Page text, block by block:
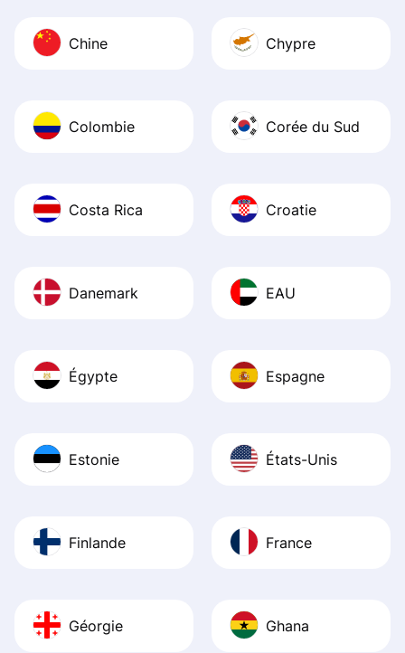
Chine Chypre
Colombie Corée du Sud
Costa Rica Croatie
Danemark EAU
Égypte Espagne
Estonie États-Unis
Finlande France
Géorgie Ghana